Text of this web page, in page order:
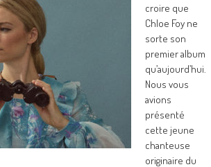
croire que
Chloe Foy ne
sorte son
premier album
qu’aujourd’hui.
Nous vous
avions
présenté
cette jeune
chanteuse
originaire du